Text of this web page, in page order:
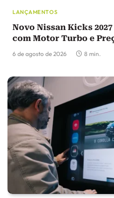
LANÇAMENTOS
Novo Nissan Kicks
com Motor Turbo e
6 de agosto de 2026 8 min.